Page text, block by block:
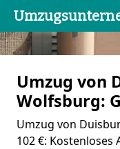
Umzug von
Wolfsburg:
Umzug von
102 €: